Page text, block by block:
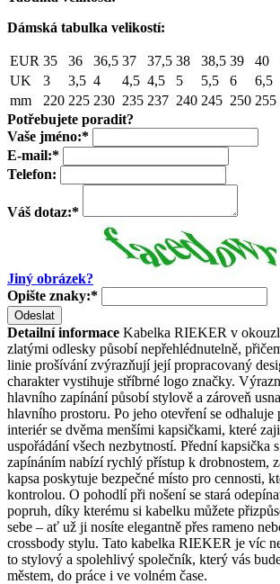
Dámská tabulka velikostí:
EUR 35 36 36,5 37 37,5 38 38,5 39 40
UK
3 3,5 4 4,5 4,5 5 5,5 6 6,5
mm
220 225 230 235 237 240 245 250 255
Potřebujete poradit?
Vaše jméno:*
E-mail:*
Telefon:
Váš dotaz:*
Jiný obrázek?
Opište znaky:*
Odeslat
Detailní informace Kabelka RIEKER v
zlatými odlesky působí nepřehlédnutelně,
linie prošívání zvýrazňují její propracovaný
charakter vystihuje stříbrné logo značky.
hlavního zapínání působí stylově a zároveň
hlavního prostoru. Po jeho otevření se odhaluje
interiér se dvěma menšími kapsičkami, které
uspořádání všech nezbytností. Přední kapsička
zapínáním nabízí rychlý přístup k drobnostem,
kapsa poskytuje bezpečné místo pro cennosti,
kontrolou. O pohodlí při nošení se stará
popruh, díky kterému si kabelku můžete
sebe – ať už ji nosíte elegantně přes rameno
crossbody stylu. Tato kabelka RIEKER je víc
to stylový a spolehlivý společník, který vás
městem, do práce i ve volném čase.